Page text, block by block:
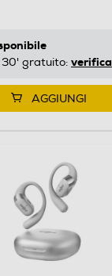
30' gratuito: verifica
AGGIUNGI